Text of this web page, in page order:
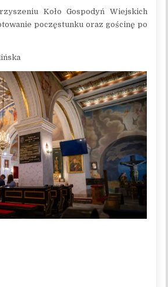
Koło Gospodyń Wiejskich
poczęstunku oraz gościnę po